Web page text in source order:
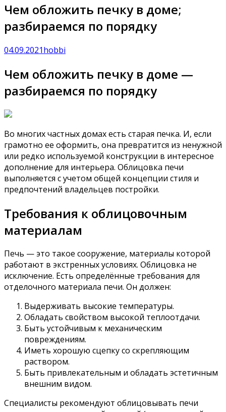
Чем обложить печку в доме;
разбираемся по порядку
04.09.2021hobbi
Чем обложить печку в доме —
разбираемся по порядку
Во многих частных домах есть старая печка. И, если
грамотно ее оформить, она превратится из ненужной
или редко используемой конструкции в интересное
дополнение для интерьера. Облицовка печи
выполняется с учетом общей концепции стиля и
предпочтений владельцев постройки.
Требования к облицовочным
материалам
Печь — это такое сооружение, материалы которой
работают в экстренных условиях. Облицовка не
исключение. Есть определённые требования для
отделочного материала печи. Он должен:
Выдерживать высокие температуры.
Обладать свойством высокой теплоотдачи.
Быть устойчивым к механическим
повреждениям.
Иметь хорошую сцепку со скрепляющим
раствором.
Быть привлекательным и обладать эстетичным
внешним видом.
Специалисты рекомендуют облицовывать печи